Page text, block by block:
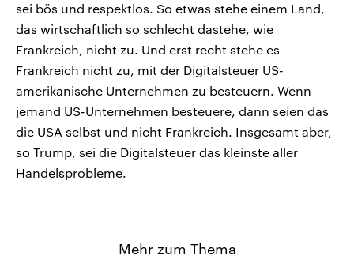
sei bös und respektlos. So etwas stehe einem Land,
das wirtschaftlich so schlecht dastehe, wie
Frankreich, nicht zu. Und erst recht stehe es
Frankreich nicht zu, mit der Digitalsteuer US-
amerikanische Unternehmen zu besteuern. Wenn
jemand US-Unternehmen besteuere, dann seien das
die USA selbst und nicht Frankreich. Insgesamt aber,
so Trump, sei die Digitalsteuer das kleinste aller
Handelsprobleme.
Mehr zum Thema